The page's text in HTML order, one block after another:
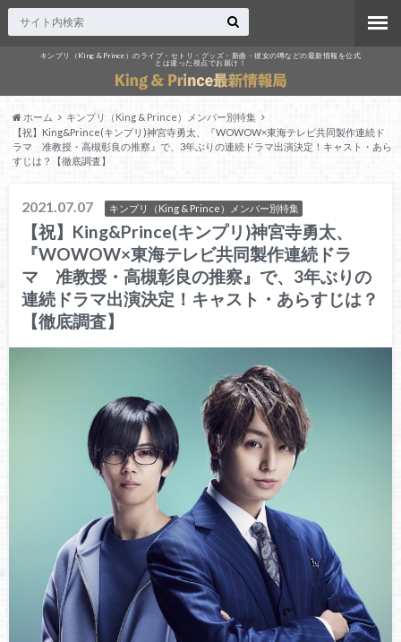
キンプリ（King & Prince）のライブ・セトリ・グッズ・新曲・彼女の噂などの最新情報を公式
とは違った視点でお届け！
ホーム
キンプリ（King & Prince）メンバー別特集
【祝】King&Prince(キンプリ)神宮寺勇太、『WOWOW×東海テレビ共同製作連続ド
ラマ 准教授・高槻彰良の推察』で、3年ぶりの連続ドラマ出演決定！キャスト・あら
すじは？【徹底調査】
2021.07.07 キンプリ（King & Prince）メンバー別特集
【祝】King&Prince(キンプリ)神宮寺勇太、
『WOWOW×東海テレビ共同製作連続ドラ
マ 准教授・高槻彰良の推察』で、3年ぶりの
連続ドラマ出演決定！キャスト・あらすじは？
【徹底調査】